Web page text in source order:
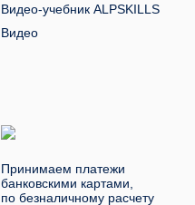
Видео-учебник ALPSKILLS
Видео
Принимаем платежи
банковскими картами,
по безналичному расчету